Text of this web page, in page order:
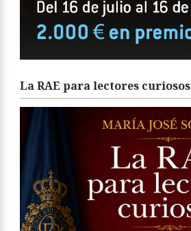
La RAE para lectores curiosos